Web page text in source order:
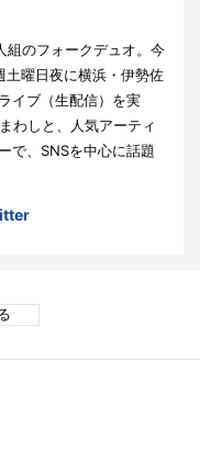
組のフォークデュオ。今
土曜日夜に横浜・伊勢佐
イブ（生配信）を実
わしと、人気アーティ
で、SNSを中心に話題